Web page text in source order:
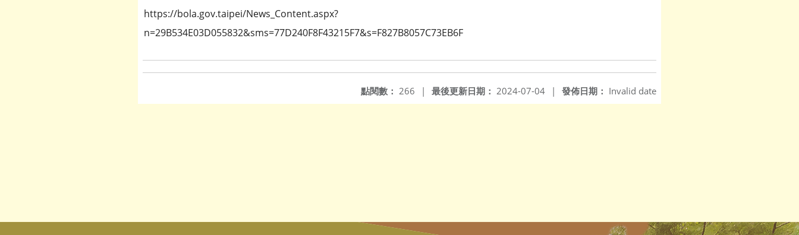
https://bola.gov.taipei/News_Content.aspx?
n=29B534E03D055832&sms=77D240F8F43215F7&s=F827B8057C73EB6F
發佈日期： Invalid date
最後更新日期： 2024-07-04 |
點閱數： 266 |